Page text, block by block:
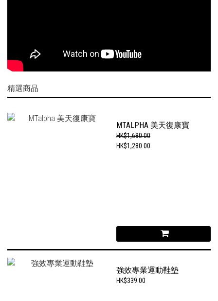
精選商品
MTALPHA 美天復康寶
HK$1,680.00
HK$1,280.00
強效專業運動鞋墊
HK$339.00